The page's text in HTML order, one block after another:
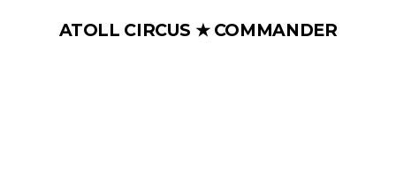
ATOLL CIRCUS ★ COMMANDER